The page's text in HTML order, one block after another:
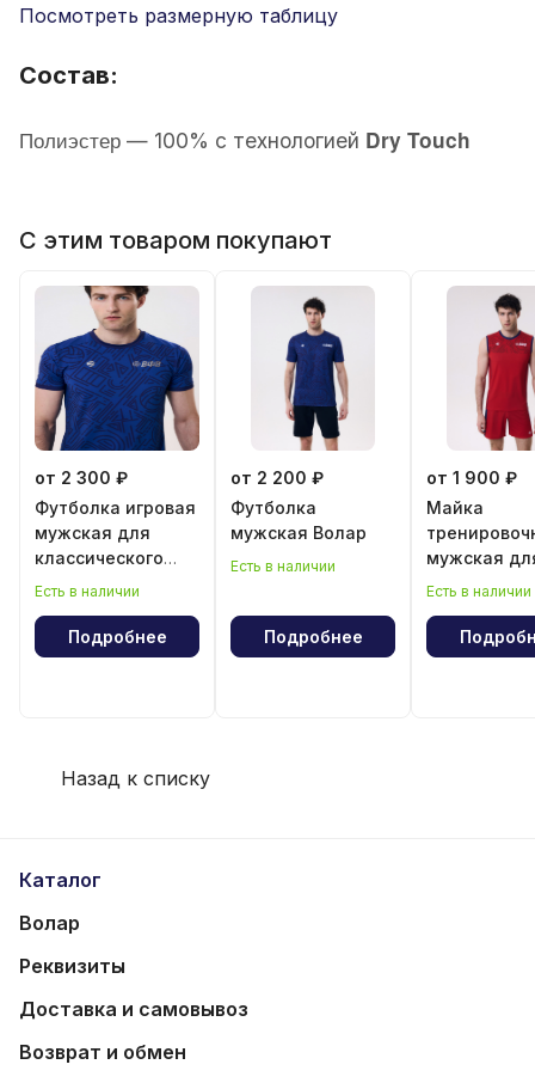
Посмотреть размерную таблицу
Состав:
Полиэстер — 100% с технологией Dry Touch
С этим товаром покупают
от 2 300 ₽
Футболка игровая
мужская для
классического
волейбола
Есть в наличии
Подробнее
от 2 200 ₽
Футболка
мужская Волар
Есть в наличии
Подробнее
от 1 900 ₽
Майка
мужская
Есть в наличии
Назад к списку
Каталог
Волар
Реквизиты
Доставка и самовывоз
Возврат и обмен